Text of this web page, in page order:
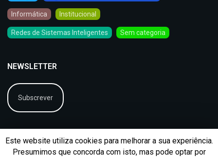
Informática Institucional
Redes de Sistemas Inteligentes Sem categoria
NEWSLETTER
Subscrever
Este website utiliza cookies para melhorar a sua experiência.
Presumimos que concorda com isto, mas pode optar por